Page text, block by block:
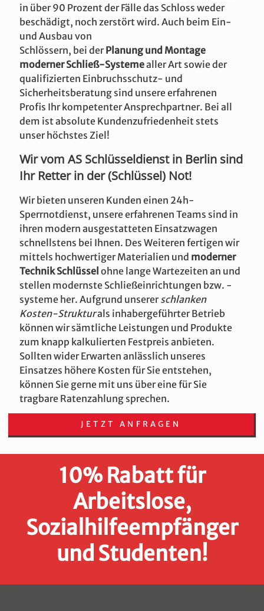
in über 90 Prozent der Fälle das Schloss weder
beschädigt, noch zerstört wird. Auch beim Ein-
und Ausbau von
Schlössern, bei derPlanung und Montage
moderner Schließ-Systemealler Art sowie der
qualifizierten Einbruchsschutz- und
Sicherheitsberatung sind unsere erfahrenen
Profis Ihr kompetenter Ansprechpartner. Bei all
dem ist absolute Kundenzufriedenheit stets
unser höchstes Ziel!
Wir vom AS Schlüsseldienst in Berlin sind
Ihr Retter in der (Schlüssel) Not!
Wir bieten unseren Kunden einen 24h-
Sperrnotdienst, unsere erfahrenen Teams sind in
ihren modern ausgestatteten Einsatzwagen
schnellstens bei Ihnen. Des Weiteren fertigen wir
mittels hochwertiger Materialien und moderner
Technik Schlüssel ohne lange Wartezeiten an und
stellen modernste Schließeinrichtungen bzw. -
systeme her. Aufgrund unsererschlanken
Kosten-Strukturals inhabergeführter Betrieb
können wir sämtliche Leistungen und Produkte
zum knapp kalkulierten Festpreis anbieten.
Sollten wider Erwarten anlässlich unseres
Einsatzes höhere Kosten für Sie entstehen,
können Sie gerne mit uns über eine für Sie
tragbare Ratenzahlung sprechen.
JETZT ANFRAGEN
10% Rabatt für
Arbeitslose,
Sozialhilfeempfänger
und Studenten!